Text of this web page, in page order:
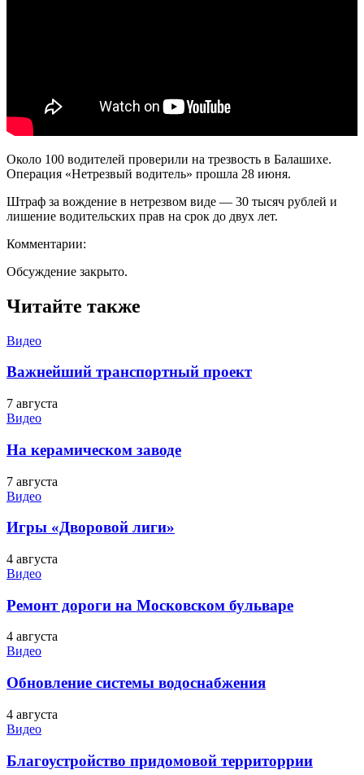
Около 100 водителей проверили на трезвость в Балашихе.
Операция «Нетрезвый водитель» прошла 28 июня.
Штраф за вождение в нетрезвом виде — 30 тысяч рублей и
лишение водительских прав на срок до двух лет.
Комментарии:
Обсуждение закрыто.
Читайте также
Видео
Важнейший транспортный проект
7 августа
Видео
На керамическом заводе
7 августа
Видео
Игры «Дворовой лиги»
4 августа
Видео
Ремонт дороги на Московском бульваре
4 августа
Видео
Обновление системы водоснабжения
4 августа
Видео
Благоустройство придомовой территоррии